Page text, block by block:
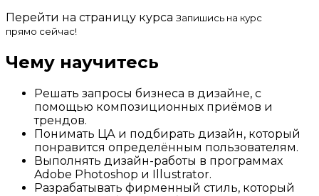
Перейти на страницу курса Запишись на курс
прямо сейчас!
Чему научитесь
Решать запросы бизнеса в дизайне, с
помощью композиционных приёмов и
трендов.
Понимать ЦА и подбирать дизайн, который
понравится определённым пользователям.
Выполнять дизайн-работы в программах
Adobe Photoshop и Illustrator.
Разрабатывать фирменный стиль, который